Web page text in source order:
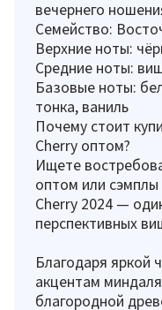
вечернего
Семейство:
Верхние ноты:
Средние ноты:
Базовые ноты:
тонка, ваниль
Почему стоит
Cherry оптом?
Ищете
оптом или
Cherry 2024 —
перспективных
Благодаря яркой
акцентам
благородной